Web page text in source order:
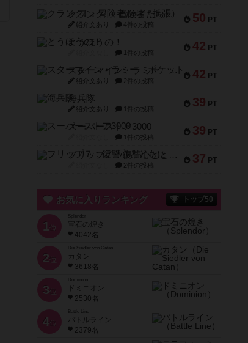
50 PT
クランク! ：冒険者たち（拡張）
紹介文あり 4件の投稿
42 PT
とうほうの！
1件の投稿
42 PT
スターマイン・ラミー ポケット
紹介文あり 2件の投稿
39 PT
海兵隊
紹介文あり 1件の投稿
39 PT
スーパーストア3000
1件の投稿
37 PT
フリップ７：復讐心とともに
2件の投稿
お気に入りランキング トップ50
1 位
宝石の煌き
4042名
2 位
Die Siedler von Catan
カタン
3618名
3 位
ドミニオン
2530名
4位
Battle Line
バトルライン
2379名